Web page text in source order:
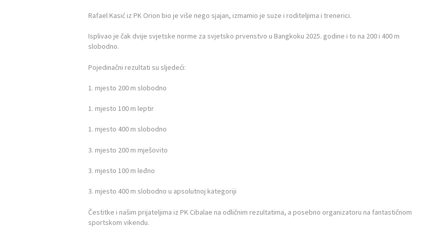
Rafael Kasić iz PK Orion bio je više nego sjajan, izmamio je suze i roditeljima i trenerici.
Isplivao je čak dvije svjetske norme za svjetsko prvenstvo u Bangkoku 2025. godine i to na 200 i 400 m
slobodno.
Pojedinačni rezultati su sljedeći:
1. mjesto 200 m slobodno
1. mjesto 100 m leptir
1. mjesto 400 m slobodno
3. mjesto 200 m mješovito
3. mjesto 100 m leđno
3. mjesto 400 m slobodno u apsolutnoj kategoriji
Čestitke i našim prijateljima iz PK Cibalae na odličnim rezultatima, a posebno organizatoru na fantastičnom
sportskom vikendu.